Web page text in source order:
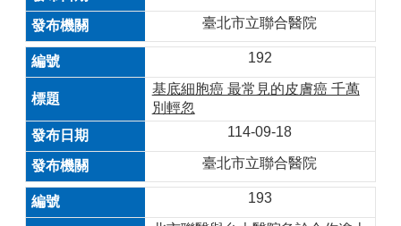
臺北市立聯合醫院
192
基底細胞癌 最常見的皮膚癌 千萬
別輕忽
114-09-18
臺北市立聯合醫院
193